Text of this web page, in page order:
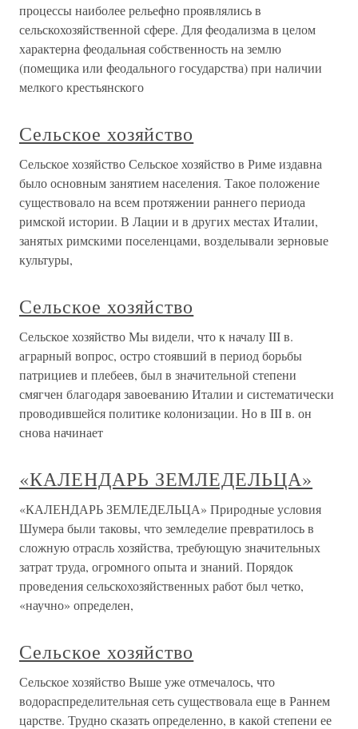
процессы наиболее рельефно проявлялись в
сельскохозяйственной сфере. Для феодализма в целом
характерна феодальная собственность на землю
(помещика или феодального государства) при наличии
мелкого крестьянского
Сельское хозяйство
Сельское хозяйство Сельское хозяйство в Риме издавна
было основным занятием населе­ния. Такое положение
существовало на всем протяжении раннего периода
римской истории. В Лации и в других местах Италии,
занятых римскими поселенцами, возделывали зерновые
культуры,
Сельское хозяйство
Сельское хозяйство Мы видели, что к началу III в.
аграрный вопрос, остро стоявший в пе­риод борьбы
патрициев и плебеев, был в значительной степени
смягчен благодаря завоеванию Италии и систематически
проводившейся политике колонизации. Но в III в. он
снова начинает
«КАЛЕНДАРЬ ЗЕМЛЕДЕЛЬЦА»
«КАЛЕНДАРЬ ЗЕМЛЕДЕЛЬЦА» Природные условия
Шумера были таковы, что земледелие превратилось в
сложную отрасль хозяйства, требующую значительных
затрат труда, огромного опыта и знаний. Порядок
проведения сельскохозяйственных работ был четко,
«научно» определен,
Сельское хозяйство
Сельское хозяйство Выше уже отмечалось, что
водораспределительная сеть существовала еще в Раннем
царстве. Трудно сказать определенно, в какой степени ее